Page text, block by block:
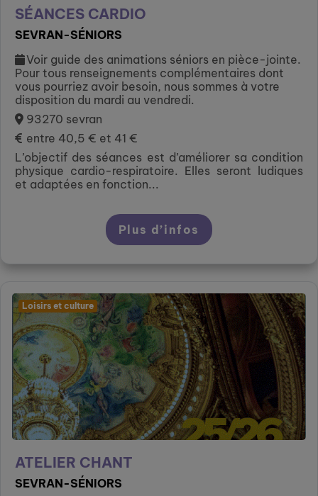
SÉANCES CARDIO
SEVRAN-SÉNIORS
Voir guide des animations séniors en pièce-jointe.
Pour tous renseignements complémentaires dont
vous pourriez avoir besoin, nous sommes à votre
disposition du mardi au vendredi.
93270 sevran
entre 40,5 € et 41 €
L’objectif des séances est d’améliorer sa condition
physique cardio-respiratoire. Elles seront ludiques
et adaptées en fonction...
Plus d’infos
Loisirs et culture
ATELIER CHANT
SEVRAN-SÉNIORS